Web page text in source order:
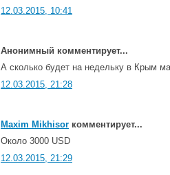
12.03.2015, 10:41
Анонимный комментирует...
А сколько будет на недельку в Крым
12.03.2015, 21:28
Maxim Mikhisor комментирует...
Около 3000 USD
12.03.2015, 21:29